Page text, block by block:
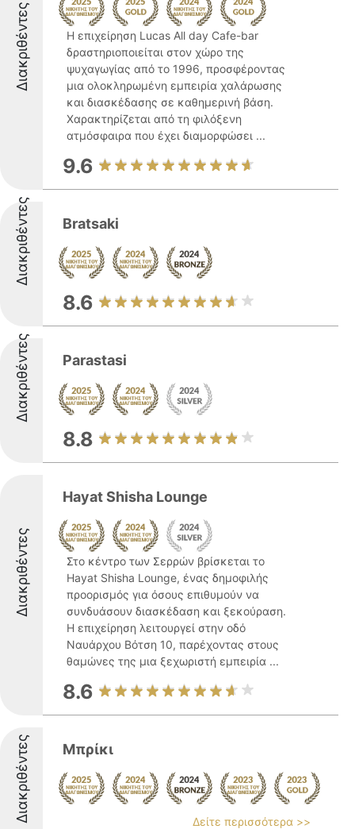
Διακριθέντες
Η επιχείρηση Lucas All day Cafe-bar
δραστηριοποιείται στον χώρο της
ψυχαγωγίας από το 1996, προσφέροντας
μια ολοκληρωμένη εμπειρία χαλάρωσης
και διασκέδασης σε καθημερινή βάση.
Χαρακτηρίζεται από τη φιλόξενη
ατμόσφαιρα που έχει διαμορφώσει ...
9.6
Διακριθέντες Bratsaki
8.6
Διακριθέντες Parastasi
8.8
Διακριθέντες
Hayat Shisha Lounge
Στο κέντρο των Σερρών βρίσκεται το
Hayat Shisha Lounge, ένας δημοφιλής
προορισμός για όσους επιθυμούν να
συνδυάσουν διασκέδαση και ξεκούραση.
Η επιχείρηση λειτουργεί στην οδό
Ναυάρχου Βότση 10, παρέχοντας στους
θαμώνες της μια ξεχωριστή εμπειρία ...
8.6
Διακριθέντες Μπρίκι
Δείτε περισσότερα >>